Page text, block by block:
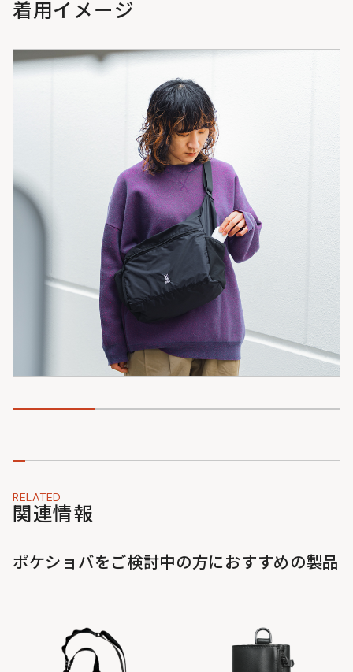
着用イメージ
RELATED
関連情報
ポケショバをご検討中の方におすすめの製品